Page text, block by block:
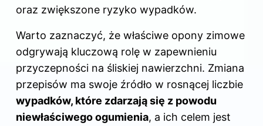
oraz zwiększone ryzyko wypadków.
Warto zaznaczyć, że właściwe opony zimowe
odgrywają kluczową rolę w zapewnieniu
przyczepności na śliskiej nawierzchni. Zmiana
przepisów ma swoje źródło w rosnącej liczbie
wypadków, które zdarzają się z powodu
niewłaściwego ogumienia, a ich celem jest